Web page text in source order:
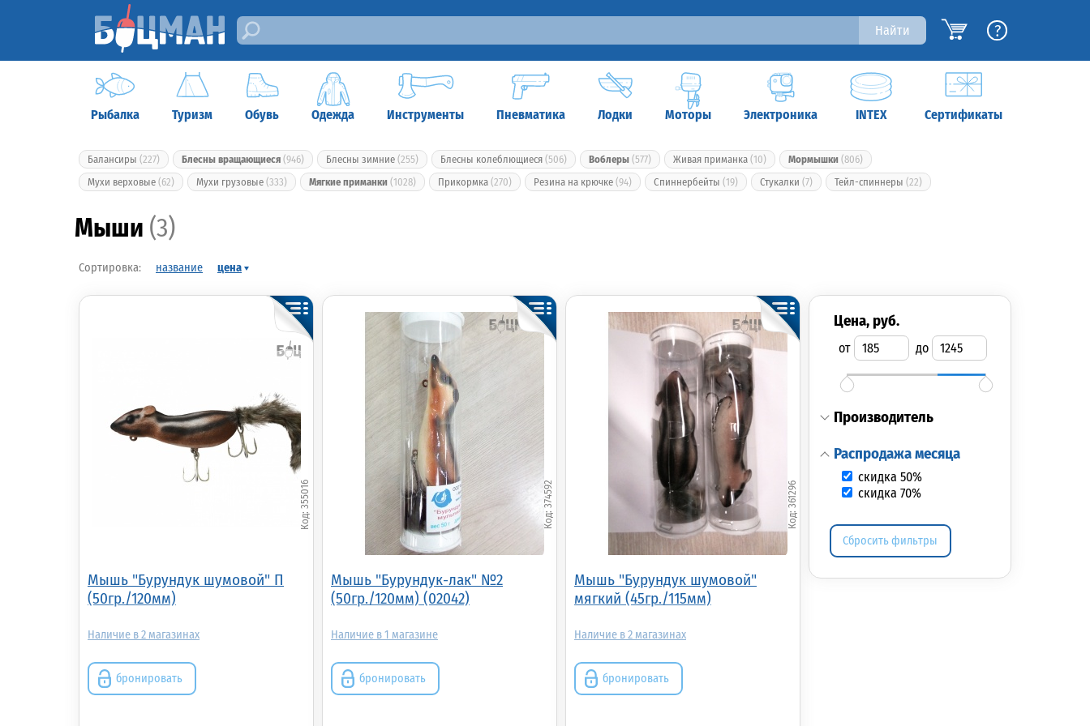
Найти ?
Рыбалка Туризм Обувь Одежда Инструменты Пневматика Лодки Моторы Электроника INTEX Сертификаты
Балансиры (227) Блесны вращающиеся (946) Блесны зимние (255) Блесны колеблющиеся (506) Воблеры (577) Живая приманка (10) Мормышки (806)
Мухи верховые (62) Мухи грузовые (333) Мягкие приманки (1028) Прикормка (270) Резина на крючке (94) Спиннербейты (19) Стукалки (7) Тейл-спиннеры (22)
Мыши (3)
название цена
Мышь "Бурундук шумовой" П
(50гр./120мм)
355016
2
бронировать
Мышь "Бурундук-лак" №2
(50гр./120мм) (02042)
374592
1
бронировать
Мышь "Бурундук шумовой"
мягкий (45гр./115мм)
361296
2
бронировать
цена, руб.
от до
производитель
распродажа месяца
скидка 50%
скидка 70%
Сбросить фильтры